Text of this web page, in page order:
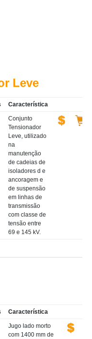
Leve
Característica
Conjunto
Tensionador
Leve, utilizado
na
manutenção
de cadeias de
isoladores d e
ancoragem e
de suspensão
em linhas de
transmissão
com classe de
tensão entre
69 e 145 kV.
Característica
Jugo lado morto
com 1400 mm de